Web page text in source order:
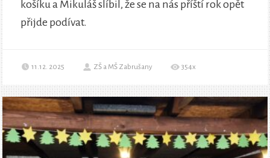
košíku a Mikuláš slíbil, že se na nás příští rok opět
přijde podívat.
11.12. 2025 ZŠ a MŠ Zabrušany 354x